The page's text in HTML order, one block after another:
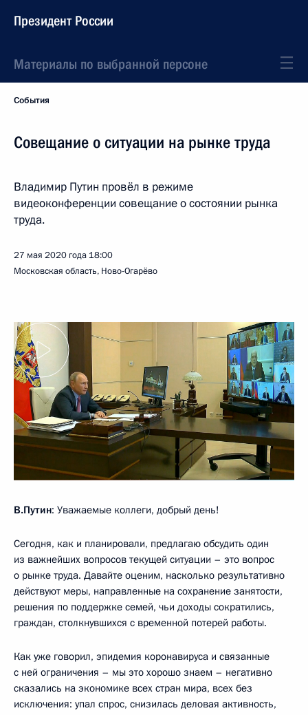
Президент России
Материалы по выбранной персоне
События
Совещание о ситуации на рынке труда
Владимир Путин провёл в режиме
видеоконференции совещание о состоянии рынка
труда.
27 мая 2020 года 18:00
Московская область, Ново-Огарёво
В.Путин: Уважаемые коллеги, добрый день!
Сегодня, как и планировали, предлагаю обсудить один
из важнейших вопросов текущей ситуации – это вопрос
о рынке труда. Давайте оценим, насколько результативно
действуют меры, направленные на сохранение занятости,
решения по поддержке семей, чьи доходы сократились,
граждан, столкнувшихся с временной потерей работы.
Как уже говорил, эпидемия коронавируса и связанные
с ней ограничения – мы это хорошо знаем – негативно
сказались на экономике всех стран мира, всех без
исключения: упал спрос, снизилась деловая активность,